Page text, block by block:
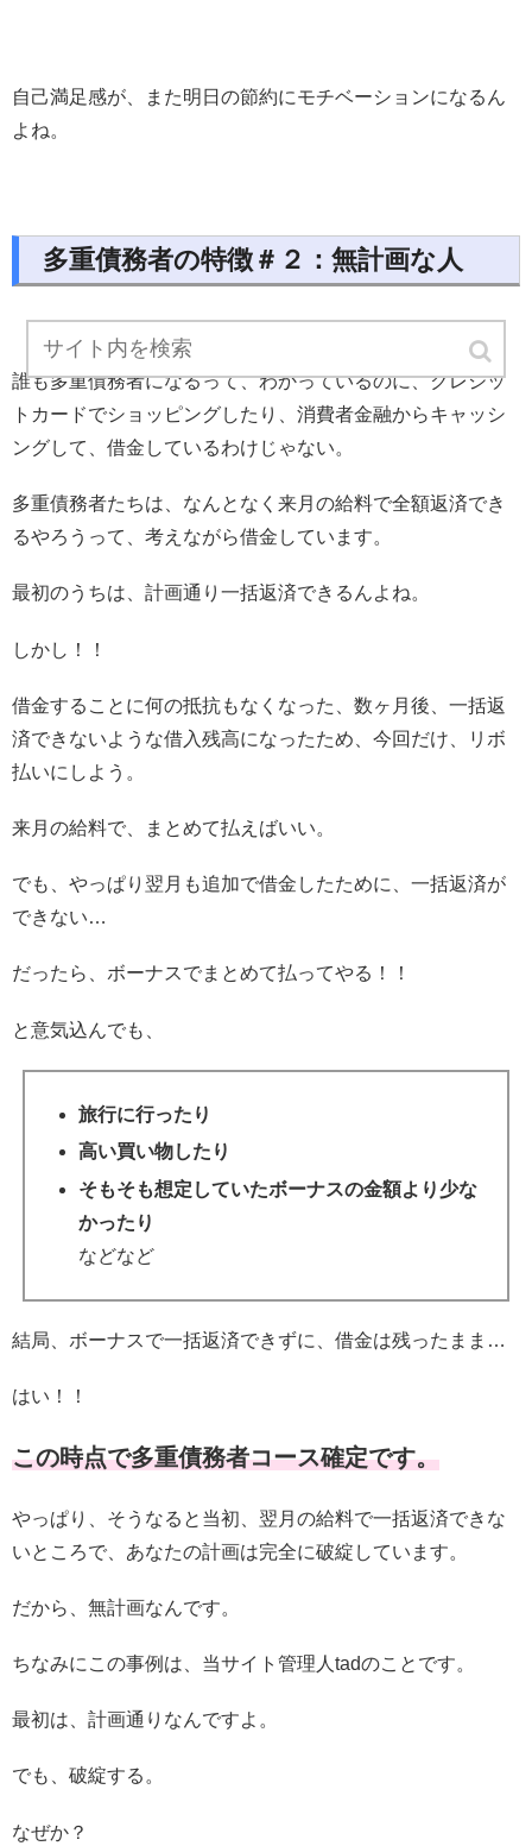
自己満足感が、また明日の節約にモチベーションになるん
よね。
多重債務者の特徴＃２：無計画な人
誰も多重債務者になるって、わかっているのに、クレジッ
トカードでショッピングしたり、消費者金融からキャッシ
ングして、借金しているわけじゃない。
多重債務者たちは、なんとなく来月の給料で全額返済でき
るやろうって、考えながら借金しています。
最初のうちは、計画通り一括返済できるんよね。
しかし！！
借金することに何の抵抗もなくなった、数ヶ月後、一括返
済できないような借入残高になったため、今回だけ、リボ
払いにしよう。
来月の給料で、まとめて払えばいい。
でも、やっぱり翌月も追加で借金したために、一括返済が
できない…
だったら、ボーナスでまとめて払ってやる！！
と意気込んでも、
旅行に行ったり
高い買い物したり
そもそも想定していたボーナスの金額より少な
かったり
などなど
結局、ボーナスで一括返済できずに、借金は残ったまま…
はい！！
この時点で多重債務者コース確定です。
やっぱり、そうなると当初、翌月の給料で一括返済できな
いところで、あなたの計画は完全に破綻しています。
だから、無計画なんです。
ちなみにこの事例は、当サイト管理人tadのことです。
最初は、計画通りなんですよ。
でも、破綻する。
なぜか？